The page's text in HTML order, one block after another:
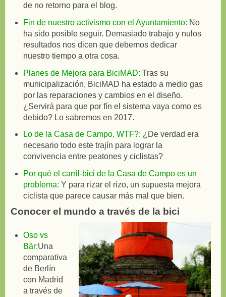
de no retorno para el blog.
Fin de nuestro activismo con el Ayuntamiento: No
ha sido posible seguir. Demasiado trabajo y nulos
resultados nos dicen que debemos dedicar
nuestro tiempo a otra cosa.
Planes de Mejora para BiciMAD: Tras su
municipalización, BiciMAD ha estado a medio gas
por las reparaciones y cambios en el diseño.
¿Servirá para que por fín el sistema vaya como es
debido? Lo sabremos en 2017.
Lo de la Casa de Campo, WTF?: ¿De verdad era
necesario todo este trajín para lograr la
convivencia entre peatones y ciclistas?
Por qué el carril-bici de la Casa de Campo es un
problema: Y para rizar el rizo, un supuesta mejora
ciclista que parece causar más mal que bien.
Conocer el mundo a través de la bici
Oso vs
Bär:Una
comparativa
de Berlín
con Madrid
a través de